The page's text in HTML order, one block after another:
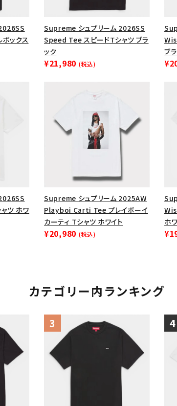
カテゴリーから探す コラボレー
Tシャツ・ロングスリ
在庫のない商品を表示する
絞り込んで検索する
ックス
Supreme シュプリーム 2026SS
Speed Tee スピードTシャツ ブラ
ック
¥21,980 (税込)
ブ
ツ ホワ
Supreme シュプリーム 2025AW
Playboi Carti Tee プレイボーイ
カーティ Tシャツ ホワイト
¥20,980 (税込)
ホ
カテゴリー内ランキング